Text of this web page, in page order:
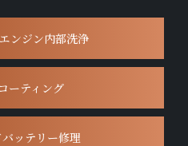
ンジン内部洗浄
ーティング
ッテリー修理